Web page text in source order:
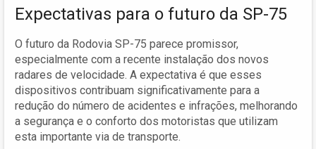
Expectativas para o futuro da SP-75
O futuro da Rodovia SP-75 parece promissor,
especialmente com a recente instalação dos novos
radares de velocidade. A expectativa é que esses
dispositivos contribuam significativamente para a
redução do número de acidentes e infrações, melhorando
a segurança e o conforto dos motoristas que utilizam
esta importante via de transporte.